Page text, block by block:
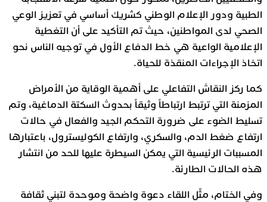
الطبية ودور الإعلام الوطني كشريك أساسي في تعزيز الوعي
الصحي لدى المواطنين، حيث تم التأكيد على أن التغطية
الإعلامية الواعية هي خط الدفاع الأول في توجيه الناس نحو
اتخاذ الإجراءات المنقذة للحياة.
كما ركز النقاش التفاعلي على أهمية الوقاية من الأمراض
المزمنة التي ترتبط ارتباطاً وثيقاً بحدوث السكتة الدماغية، وتم
تسليط الضوء على ضرورة التحكم الجيد والفعال في حالات
ارتفاع ضغط الدم، والسكري، وارتفاع الكوليسترول، باعتبارها
المسببات الرئيسية التي يمكن السيطرة عليها للحد من انتشار
هذه الحالات الطارئة.
وفي الختام، مثّل اللقاء دعوة واضحة وموحدة لتبني ثقافة